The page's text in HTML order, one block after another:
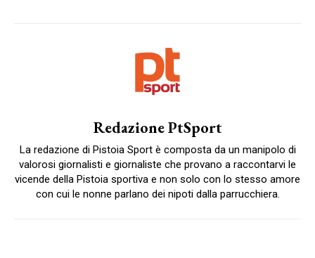
Redazione PtSport
La redazione di Pistoia Sport è composta da un manipolo di
valorosi giornalisti e giornaliste che provano a raccontarvi le
vicende della Pistoia sportiva e non solo con lo stesso amore
con cui le nonne parlano dei nipoti dalla parrucchiera.